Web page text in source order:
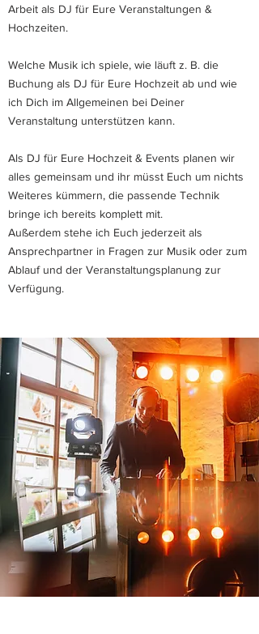
Arbeit als DJ für Eure Veranstaltungen &
Hochzeiten.
Welche Musik ich spiele, wie läuft z. B. die
Buchung als DJ für Eure Hochzeit ab und wie
ich Dich im Allgemeinen bei Deiner
Veranstaltung unterstützen kann.
Als DJ für Eure Hochzeit & Events planen wir
alles gemeinsam und ihr müsst Euch um nichts
Weiteres kümmern, die passende Technik
bringe ich bereits komplett mit.
Außerdem stehe ich Euch jederzeit als
Ansprechpartner in Fragen zur Musik oder zum
Ablauf und der Veranstaltungsplanung zur
Verfügung.